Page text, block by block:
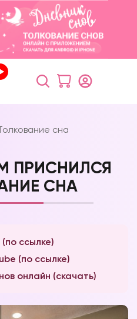
сна
ПРИСНИЛСЯ
СНА
ссылке)
(по ссылке)
онлайн (скачать)